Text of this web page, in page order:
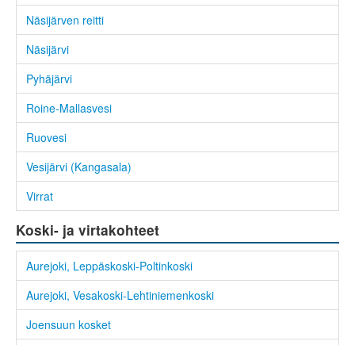
Näsijärven reitti
Näsijärvi
Pyhäjärvi
Roine-Mallasvesi
Ruovesi
Vesijärvi (Kangasala)
Virrat
Koski- ja virtakohteet
Aurejoki, Leppäskoski-Poltinkoski
Aurejoki, Vesakoski-Lehtiniemenkoski
Joensuun kosket